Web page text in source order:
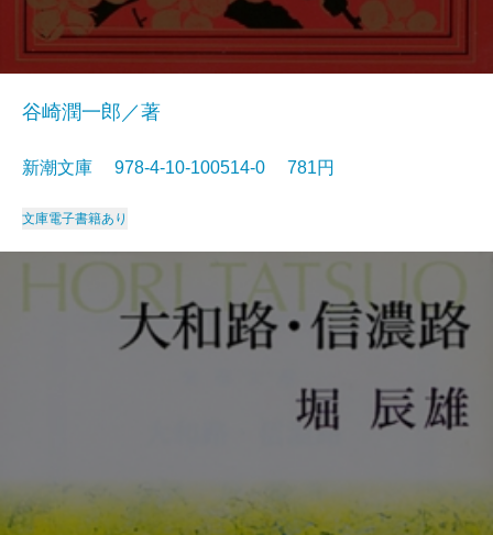
谷崎潤一郎／著
新潮文庫 978-4-10-100514-0 781円
文庫電子書籍あり